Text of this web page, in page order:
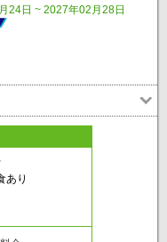
24日 ~ 2027年02月28日
あり